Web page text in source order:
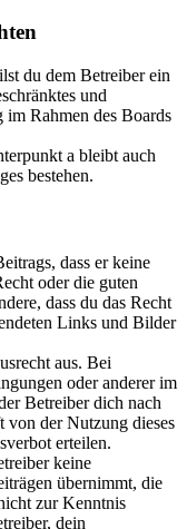
du dem Betreiber ein
und
im Rahmen des Boards
a bleibt auch
bestehen.
dass er keine
oder die guten
dass du das Recht
Links und Bilder
aus. Bei
oder anderer im
Betreiber dich nach
von der Nutzung dieses
erteilen.
keine
übernimmt, die
zur Kenntnis
dein